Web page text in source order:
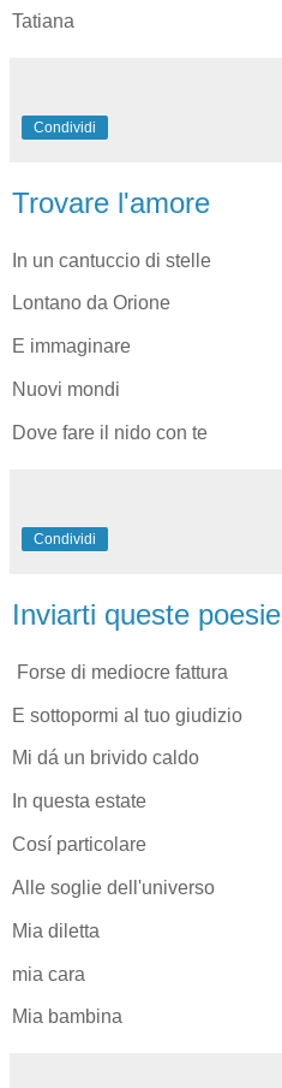
Tatiana
Condividi
Trovare l'amore
In un cantuccio di stelle
Lontano da Orione
E immaginare
Nuovi mondi
Dove fare il nido con te
Condividi
Inviarti queste poesie
Forse di mediocre fattura
E sottopormi al tuo giudizio
Mi dá un brivido caldo
In questa estate
Cosí particolare
Alle soglie dell'universo
Mia diletta
mia cara
Mia bambina